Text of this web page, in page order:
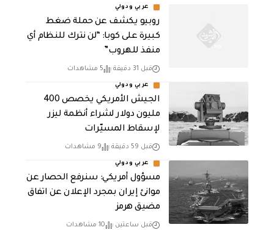
عربي ودولي
روبيو يكشف عن حملة ضغط
كبيرة على كوبا: “لن نترك للنظام أي
منفذ للهروب”
قبل 31 دقيقة 5 مشاهدات
عربي ودولي
الجيش الأمريكي يخصص 400
مليون دولار لشراء أنظمة ليزر
لإسقاط المسيّرات
قبل 59 دقيقة 9 مشاهدات
عربي ودولي
مسؤول أمريكي: سنرفع الحصار عن
موانئ إيران بمجرد الإعلان عن اتفاق
مضيق هرمز
قبل ساعتين 10 مشاهدات